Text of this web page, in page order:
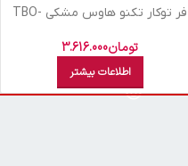
اتمام موجودی
فر توکار تکنو هاوس مشکي TBO-
تومان3.616.000
اطلاعات بیشتر